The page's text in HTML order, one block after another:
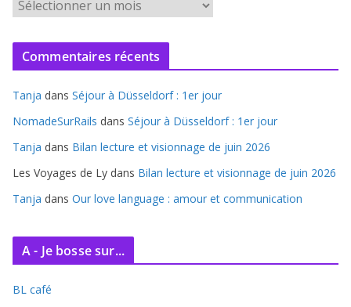
r
c
v
e
s
Commentaires récents
Tanja dans Séjour à Düsseldorf : 1er jour
NomadeSurRails dans Séjour à Düsseldorf : 1er jour
Tanja dans Bilan lecture et visionnage de juin 2026
Les Voyages de Ly dans Bilan lecture et visionnage de juin 2026
Tanja dans Our love language : amour et communication
A - Je bosse sur...
BL café